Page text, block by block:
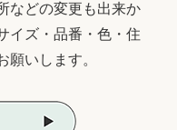
などの変更も出来か
イズ・品番・色・住
願いします。